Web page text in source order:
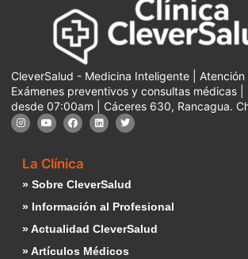
CleverSalud - Medicina Inteligente | Atención
Exámenes preventivos y consultas médicas |
desde 07:00am | Cáceres 630, Rancagua.
La Clínica
» Sobre CleverSalud
» Información al Profesional
» Actualidad CleverSalud
» Artículos Médicos